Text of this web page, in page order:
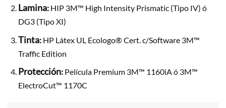
Lamina:HIP 3M™ High Intensity Prismatic (Tipo IV) ó
DG3 (Tipo XI)
Tinta:HP Látex UL Ecologo® Cert. c/Software 3M™
Traffic Edition
Protección:Película Premium 3M™ 1160iA ó 3M™
ElectroCut™ 1170C